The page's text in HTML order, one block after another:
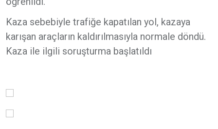
Kaza sebebiyle trafiğe kapatılan yol, kazaya
karışan araçların kaldırılmasıyla normale döndü.
Kaza ile ilgili soruşturma başlatıldı